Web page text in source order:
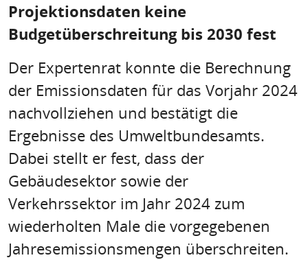
Projektionsdaten keine
Budgetüberschreitung bis 2030 fest
Der Expertenrat konnte die Berechnung
der Emissionsdaten für das Vorjahr 2024
nachvollziehen und bestätigt die
Ergebnisse des Umweltbundesamts.
Dabei stellt er fest, dass der
Gebäudesektor sowie der
Verkehrssektor im Jahr 2024 zum
wiederholten Male die vorgegebenen
Jahresemissionsmengen überschreiten.